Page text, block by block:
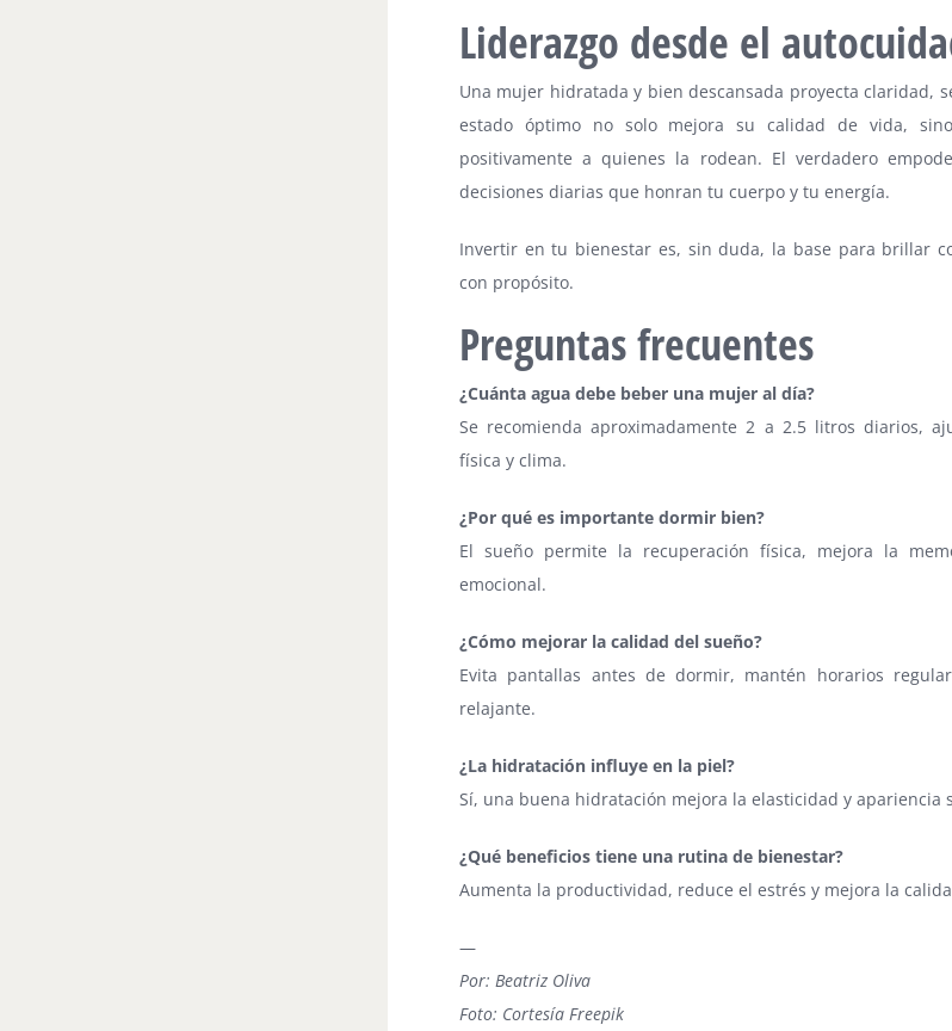
Liderazgo desde el
Una mujer hidratada y bien descansada proyecta claridad,
estado óptimo no solo mejora su calidad de vida,
positivamente a quienes la rodean. El verdadero
decisiones diarias que honran tu cuerpo y tu energía.
Invertir en tu bienestar es, sin duda, la base para brillar
con propósito.
Preguntas frecuentes
¿Cuánta agua debe beber una mujer al día?
Se recomienda aproximadamente 2 a 2.5 litros diarios,
física y clima.
¿Por qué es importante dormir bien?
El sueño permite la recuperación física, mejora la
emocional.
¿Cómo mejorar la calidad del sueño?
Evita pantallas antes de dormir, mantén horarios
relajante.
¿La hidratación influye en la piel?
Sí, una buena hidratación mejora la elasticidad y apariencia
¿Qué beneficios tiene una rutina de bienestar?
Aumenta la productividad, reduce el estrés y mejora la
—
Por: Beatriz Oliva
Foto: Cortesía Freepik